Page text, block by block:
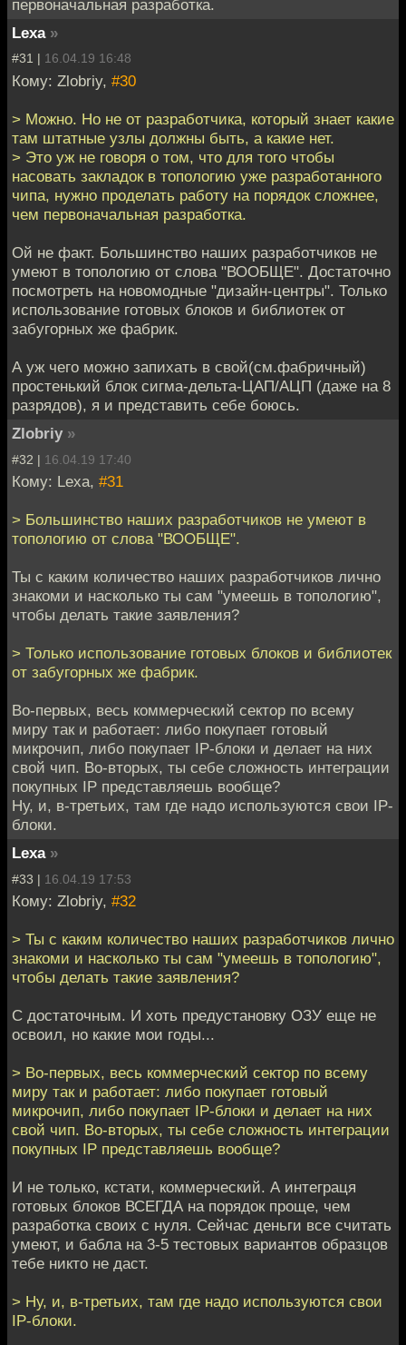
первоначальная разработка.
Lexa »
#31 | 16.04.19 16:48
Кому: Zlobriy, #30
> Можно. Но не от разработчика, который знает какие
там штатные узлы должны быть, а какие нет.
> Это уж не говоря о том, что для того чтобы
насовать закладок в топологию уже разработанного
чипа, нужно проделать работу на порядок сложнее,
чем первоначальная разработка.
Ой не факт. Большинство наших разработчиков не
умеют в топологию от слова "ВООБЩЕ". Достаточно
посмотреть на новомодные "дизайн-центры". Только
использование готовых блоков и библиотек от
забугорных же фабрик.
А уж чего можно запихать в свой(см.фабричный)
простенький блок сигма-дельта-ЦАП/АЦП (даже на 8
разрядов), я и представить себе боюсь.
Zlobriy »
#32 | 16.04.19 17:40
Кому: Lexa, #31
> Большинство наших разработчиков не умеют в
топологию от слова "ВООБЩЕ".
Ты с каким количество наших разработчиков лично
знакоми и насколько ты сам "умеешь в топологию",
чтобы делать такие заявления?
> Только использование готовых блоков и библиотек
от забугорных же фабрик.
Во-первых, весь коммерческий сектор по всему
миру так и работает: либо покупает готовый
микрочип, либо покупает IP-блоки и делает на них
свой чип. Во-вторых, ты себе сложность интеграции
покупных IP представляешь вообще?
Ну, и, в-третьих, там где надо используются свои IP-
блоки.
Lexa »
#33 | 16.04.19 17:53
Кому: Zlobriy, #32
> Ты с каким количество наших разработчиков лично
знакоми и насколько ты сам "умеешь в топологию",
чтобы делать такие заявления?
С достаточным. И хоть предустановку ОЗУ еще не
освоил, но какие мои годы...
> Во-первых, весь коммерческий сектор по всему
миру так и работает: либо покупает готовый
микрочип, либо покупает IP-блоки и делает на них
свой чип. Во-вторых, ты себе сложность интеграции
покупных IP представляешь вообще?
И не только, кстати, коммерческий. А интеграця
готовых блоков ВСЕГДА на порядок проще, чем
разработка своих с нуля. Сейчас деньги все считать
умеют, и бабла на 3-5 тестовых вариантов образцов
тебе никто не даст.
> Ну, и, в-третьих, там где надо используются свои
IP-блоки.